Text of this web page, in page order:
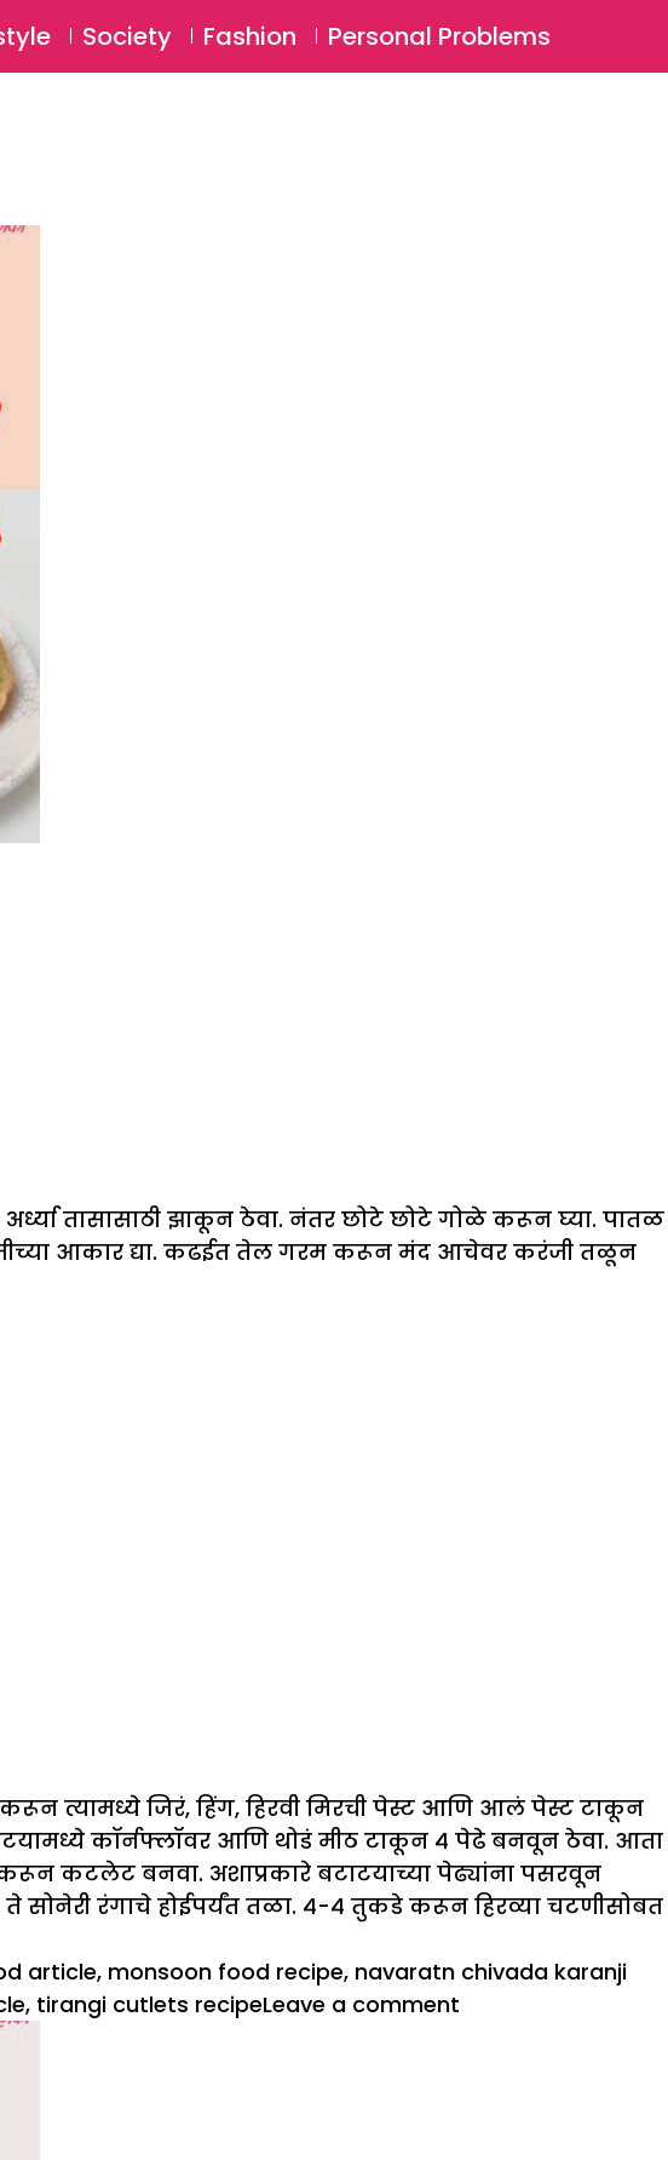
SUBSCRIBE Login ⚲
Society Fashion Personal Problems
तासासाठी झाकून ठेवा. नंतर छोटे छोटे गोळे करून घ्या. पातळ
आकार द्या. कढईत तेल गरम करून मंद आचेवर करंजी तळून
त्यामध्ये जिरं, हिंग, हिरवी मिरची पेस्ट आणि आलं पेस्ट टाकून
कॉर्नफ्लॉवर आणि थोडं मीठ टाकून ४ पेढे बनवून ठेवा. आता
कटलेट बनवा. अशाप्रकारे बटाटयाच्या पेढ्यांना पसरवून
रंगाचे होईपर्यंत तळा. ४-४ तुकडे करून हिरव्या चटणीसोबत
article, monsoon food recipe, navaratn chivada karanji
, tirangi cutlets recipeLeave a comment